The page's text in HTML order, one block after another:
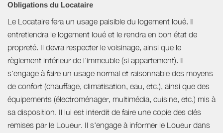
Obligations du Locataire
Le Locataire fera un usage paisible du logement loué. Il
entretiendra le logement loué et le rendra en bon état de
propreté. Il devra respecter le voisinage, ainsi que le
règlement intérieur de l'immeuble (si appartement). Il
s'engage à faire un usage normal et raisonnable des moyens
de confort (chauffage, climatisation, eau, etc.), ainsi que des
équipements (électroménager, multimédia, cuisine, etc.) mis à
sa disposition. Il lui est interdit de faire une copie des clés
remises par le Loueur. Il s'engage à informer le Loueur dans